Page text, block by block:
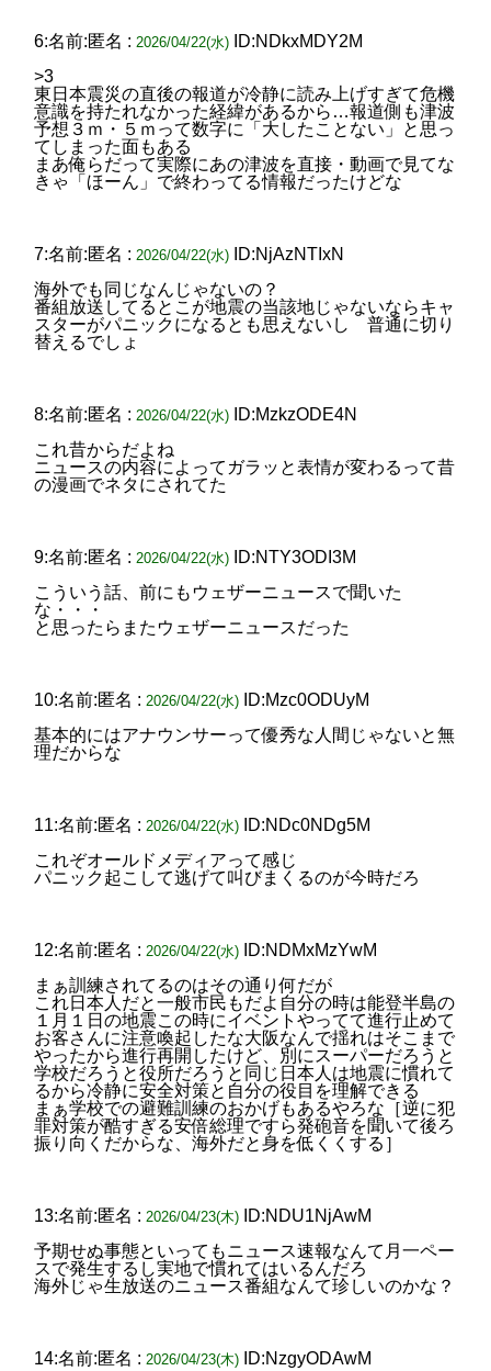
6:名前:匿名 : 2026/04/22(水)
ID:NDkxMDY2M
>3
東日本震災の直後の報道が冷静に読み上げすぎて危機
意識を持たれなかった経緯があるから…報道側も津波
予想３ｍ・５ｍって数字に「大したことない」と思っ
てしまった面もある
まあ俺らだって実際にあの津波を直接・動画で見てな
きゃ「ほーん」で終わってる情報だったけどな
7:名前:匿名 : 2026/04/22(水)
ID:NjAzNTIxN
海外でも同じなんじゃないの？
番組放送してるとこが地震の当該地じゃないならキャ
スターがパニックになるとも思えないし 普通に切り
替えるでしょ
8:名前:匿名 : 2026/04/22(水)
ID:MzkzODE4N
これ昔からだよね
ニュースの内容によってガラッと表情が変わるって昔
の漫画でネタにされてた
9:名前:匿名 : 2026/04/22(水)
ID:NTY3ODI3M
こういう話、前にもウェザーニュースで聞いた
な・・・
と思ったらまたウェザーニュースだった
10:名前:匿名 : 2026/04/22(水)
ID:Mzc0ODUyM
基本的にはアナウンサーって優秀な人間じゃないと無
理だからな
11:名前:匿名 : 2026/04/22(水)
ID:NDc0NDg5M
これぞオールドメディアって感じ
パニック起こして逃げて叫びまくるのが今時だろ
12:名前:匿名 : 2026/04/22(水)
ID:NDMxMzYwM
まぁ訓練されてるのはその通り何だが
これ日本人だと一般市民もだよ自分の時は能登半島の
１月１日の地震この時にイベントやってて進行止めて
お客さんに注意喚起したな大阪なんで揺れはそこまで
やったから進行再開したけど、別にスーパーだろうと
学校だろうと役所だろうと同じ日本人は地震に慣れて
るから冷静に安全対策と自分の役目を理解できる
まぁ学校での避難訓練のおかげもあるやろな［逆に犯
罪対策が酷すぎる安倍総理ですら発砲音を聞いて後ろ
振り向くだからな、海外だと身を低くくする］
13:名前:匿名 : 2026/04/23(木)
ID:NDU1NjAwM
予期せぬ事態といってもニュース速報なんて月一ペー
スで発生するし実地で慣れてはいるんだろ
海外じゃ生放送のニュース番組なんて珍しいのかな？
14:名前:匿名 : 2026/04/23(木)
ID:NzgyODAwM